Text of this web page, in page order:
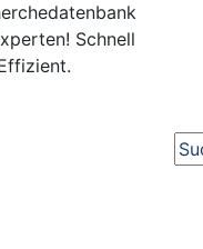
Schnell